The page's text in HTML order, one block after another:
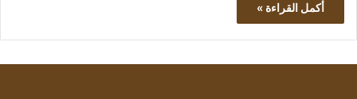
أكمل القراءة »